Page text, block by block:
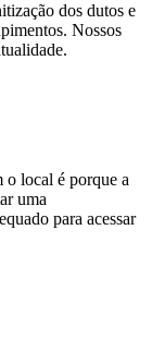
dos dutos e
Nossos
local é porque a
uma
para acessar